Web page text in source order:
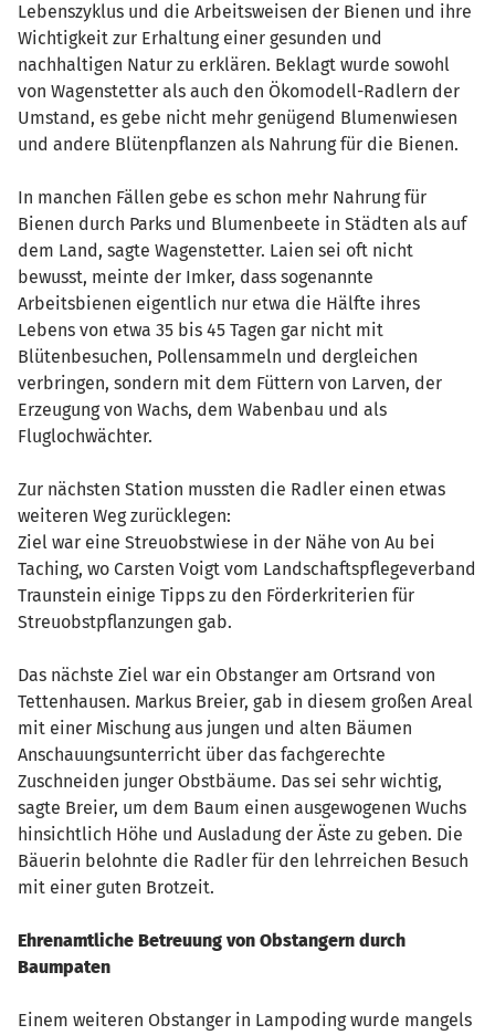
Lebenszyklus und die Arbeitsweisen der Bienen und ihre
Wichtigkeit zur Erhaltung einer gesunden und
nachhaltigen Natur zu erklären. Beklagt wurde sowohl
von Wagenstetter als auch den Ökomodell-Radlern der
Umstand, es gebe nicht mehr genügend Blumenwiesen
und andere Blütenpflanzen als Nahrung für die Bienen.
In manchen Fällen gebe es schon mehr Nahrung für
Bienen durch Parks und Blumenbeete in Städten als auf
dem Land, sagte Wagenstetter. Laien sei oft nicht
bewusst, meinte der Imker, dass sogenannte
Arbeitsbienen eigentlich nur etwa die Hälfte ihres
Lebens von etwa 35 bis 45 Tagen gar nicht mit
Blütenbesuchen, Pollensammeln und dergleichen
verbringen, sondern mit dem Füttern von Larven, der
Erzeugung von Wachs, dem Wabenbau und als
Fluglochwächter.
Zur nächsten Station mussten die Radler einen etwas
weiteren Weg zurücklegen:
Ziel war eine Streuobstwiese in der Nähe von Au bei
Taching, wo Carsten Voigt vom Landschaftspflegeverband
Traunstein einige Tipps zu den Förderkriterien für
Streuobstpflanzungen gab.
Das nächste Ziel war ein Obstanger am Ortsrand von
Tettenhausen. Markus Breier, gab in diesem großen Areal
mit einer Mischung aus jungen und alten Bäumen
Anschauungsunterricht über das fachgerechte
Zuschneiden junger Obstbäume. Das sei sehr wichtig,
sagte Breier, um dem Baum einen ausgewogenen Wuchs
hinsichtlich Höhe und Ausladung der Äste zu geben. Die
Bäuerin belohnte die Radler für den lehrreichen Besuch
mit einer guten Brotzeit.
Ehrenamtliche Betreuung von Obstangern durch
Baumpaten
Einem weiteren Obstanger in Lampoding wurde mangels